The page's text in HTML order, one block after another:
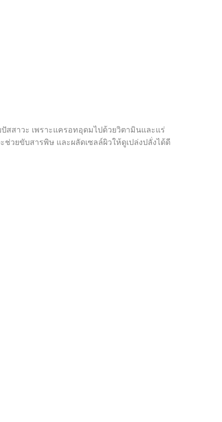
สาวะ เพราะแครอทอุดมไปด้วยวิตามินและแร่
วยขับสารพิษ และผลัดเซลล์ผิวให้ดูเปล่งปลั่งได้ดี